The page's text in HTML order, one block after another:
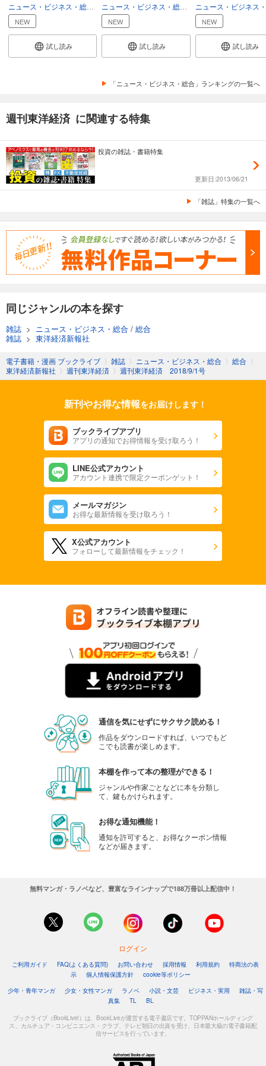
週刊東洋経済 2025/12/6号
880円 (税込)
あらすじを表示する
880 円 (税込)
あらすじを表示する
週刊東洋経済 2025/11/15号
試し読み
あらすじを表示する
週刊東洋経済 2025/11/8号
あらすじを表示する
週刊東洋経済 2025/11/1号
880円 (税込)
カート
あらすじを表示する
週刊東洋経済 2025/10/25号
880円 (税込)
あらすじを表示する
週刊東洋経済 2025年10/11・10/18合併号
880円 (税込)
週刊東洋経済 2025年9/27・10/4合併号
880円 (税込)
あらすじを表示する
週刊東洋経済 2025年9/13・20合併号
880
円 (税込)
週刊東洋経済 2025/9/6号
880円 (税込)
試し読み
あらすじを表示する
880 円 (税込)
カート
試し読み
あらすじを表示する
週刊東洋経済 2025/8/23号
880 円 (税込)
あらすじを表示する
週刊東洋経済 2025/8/9-16合併号
総合
NEW
試し読み
総合
NEW
試し読み
NEW
試し読み
「ニュース・ビジネス・総合」ランキングの一覧へ
週刊東洋経済 に関連する特集
投資の雑誌・書籍特集
更新日:2013/06/21
「雑誌」特集の一覧へ
同じジャンルの本を探す
雑誌 > ニュース・ビジネス・総合 / 総合
雑誌 > 東洋経済新報社
電子書籍・漫画 ブックライブ 〉 雑誌 〉 ニュース・ビジネス・総合 〉 総合 〉
東洋経済新報社 〉 週刊東洋経済 〉 週刊東洋経済 2018/9/1号
新刊やお得な情報をお届けします！
ブックライブアプリ
アプリの通知でお得情報を受け取ろう！
LINE公式アカウント
アカウント連携で限定クーポンゲット！
メールマガジン
お得な最新情報を受け取ろう！
X公式アカウント
フォローして最新情報をチェック！
通信を気にせずにサクサク読める！
作品をダウンロードすれば、いつでもど
こでも読書が楽しめます。
本棚を作って本の整理ができる！
ジャンルや作家ごとなどに本を分類し
て、鍵もかけられます。
お得な通知機能！
通知を許可すると、お得なクーポン情報
などが届きます。
無料マンガ・ラノベなど、豊富なラインナップで188万冊以上配信中！
ログイン
ご利用ガイド FAQ(よくある質問) お問い合わせ 採用情報 利用規約
特商法の表
示
個人情報保護方針
cookie等ポリシー
少年・青年マンガ
少女・女性マンガ ラノベ 小説・文芸 ビジネス・実用
雑誌・写
真集
TL BL
ブックライブ（BookLive!）は、BookLiveが運営する電子書店です。TOPPANホールディング
ス、カルチュア・コンビニエンス・クラブ、テレビ朝日の出資を受け、日本最大級の電子書籍配
信サービスを行っています。